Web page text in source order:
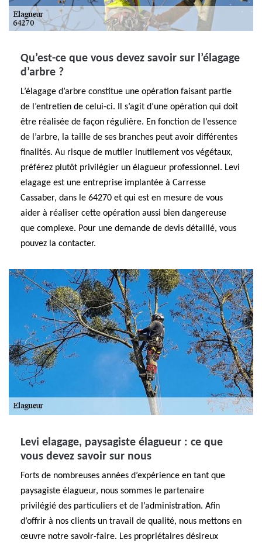
Qu’est-ce que vous devez savoir sur l’élagage
d’arbre ?
L’élagage d’arbre constitue une opération faisant partie
de l’entretien de celui-ci. Il s’agit d’une opération qui doit
être réalisée de façon régulière. En fonction de l’essence
de l’arbre, la taille de ses branches peut avoir différentes
finalités. Au risque de mutiler inutilement vos végétaux,
préférez plutôt privilégier un élagueur professionnel. Levi
elagage est une entreprise implantée à Carresse
Cassaber, dans le 64270 et qui est en mesure de vous
aider à réaliser cette opération aussi bien dangereuse
que complexe. Pour une demande de devis détaillé, vous
pouvez la contacter.
Levi elagage, paysagiste élagueur : ce que
vous devez savoir sur nous
Forts de nombreuses années d’expérience en tant que
paysagiste élagueur, nous sommes le partenaire
privilégié des particuliers et de l’administration. Afin
d’offrir à nos clients un travail de qualité, nous mettons en
œuvre notre savoir-faire. Les propriétaires désireux